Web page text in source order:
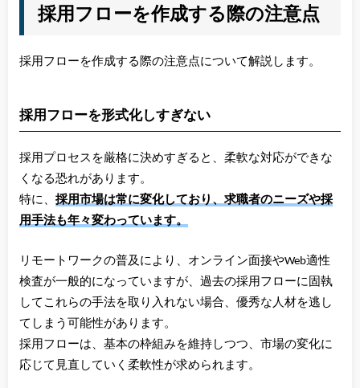
採用フローを作成する際の注意点
採用フローを作成する際の注意点について解説します。
採用フローを形式化しすぎない
採用プロセスを厳格に決めすぎると、柔軟な対応ができな
くなる恐れがあります。
特に、 採用市場は常に変化しており、求職者のニーズや採
用手法も年々変わっています。
リモートワークの普及により、オンライン面接やWeb適性
検査が一般的になっていますが、過去の採用フローに固執
してこれらの手法を取り入れない場合、優秀な人材を逃し
てしまう可能性があります。
採用フローは、基本の枠組みを維持しつつ、市場の変化に
応じて見直していく柔軟性が求められます。